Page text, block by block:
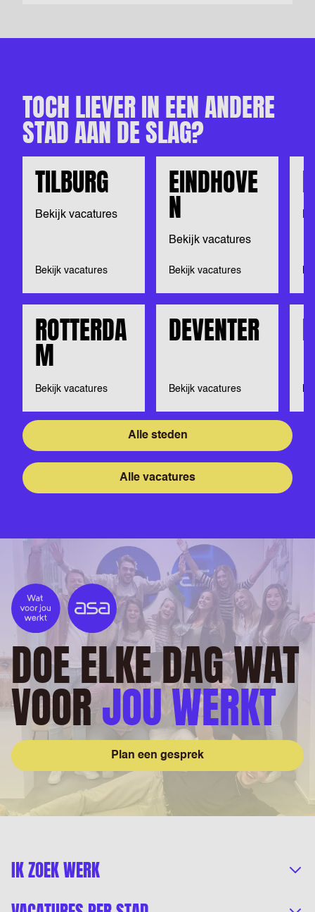
TOCH LIEVER IN EEN ANDERE
STAD AAN DE SLAG?
TILBURG
Bekijk vacatures
Bekijk vacatures
EINDHOVE
N
Bekijk vacatures
Bekijk vacatures
ROTTERDA
M
Bekijk vacatures
DEVENTER
Bekijk vacatures
Alle steden
Alle vacatures
DOE ELKE DAG WAT
VOORJOU WERKT
Plan een gesprek
IK ZOEK WERK